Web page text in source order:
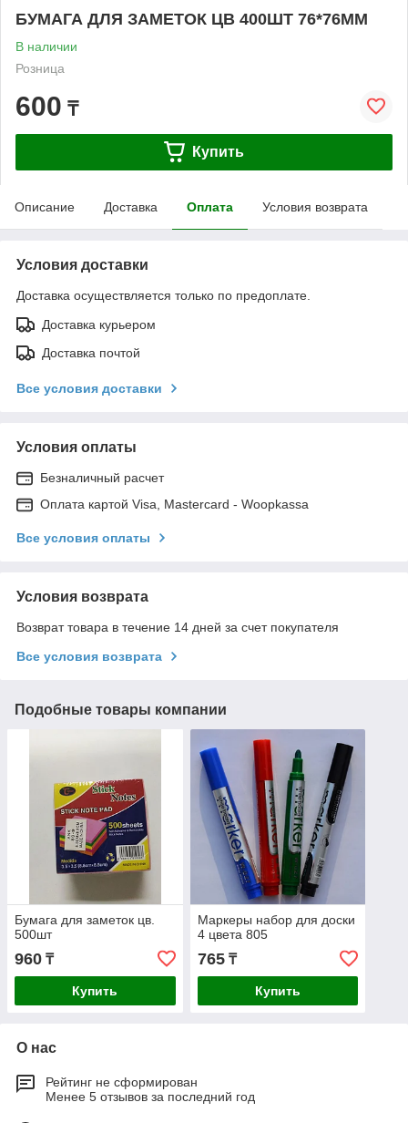
БУМАГА ДЛЯ ЗАМЕТОК ЦВ 400ШТ 76*76ММ
В наличии
Розница
600 ₸
Купить
Описание Доставка Оплата Условия возврата
Условия доставки
Доставка осуществляется только по предоплате.
Доставка курьером
Доставка почтой
Все условия доставки
Условия оплаты
Безналичный расчет
Оплата картой Visa, Mastercard - Woopkassa
Все условия оплаты
Условия возврата
Возврат товара в течение 14 дней за счет покупателя
Все условия возврата
Подобные товары компании
Бумага для заметок цв.
500шт
960 ₸
Купить
Маркеры набор для доски
4 цвета 805
765₸
Купить
О нас
Рейтинг не сформирован
Менее 5 отзывов за последний год